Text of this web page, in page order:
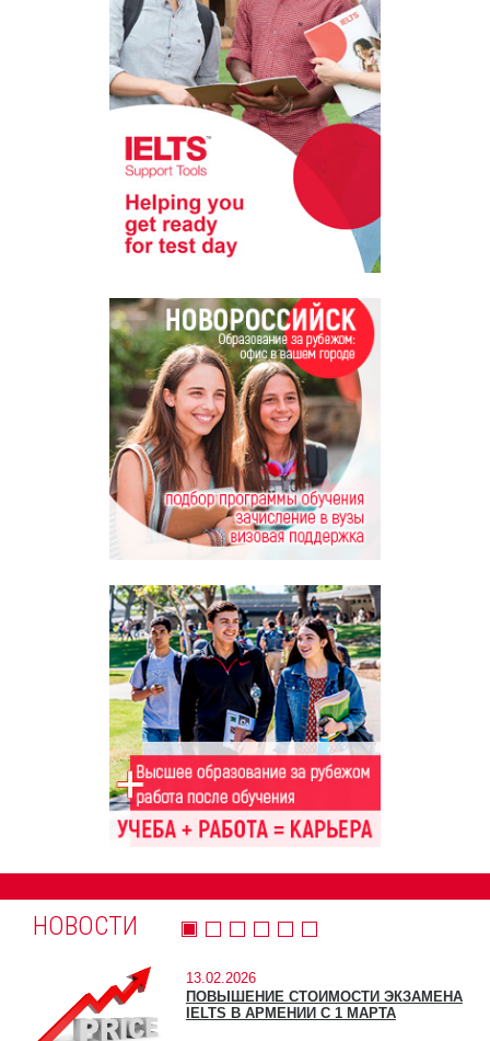
НОВОСТИ
13.02.2026
ПОВЫШЕНИЕ СТОИМОСТИ ЭКЗАМЕНА
IELTS В АРМЕНИИ С 1 МАРТА